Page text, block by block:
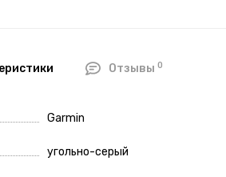
Отзывы 0
Garmin
угольно-серый